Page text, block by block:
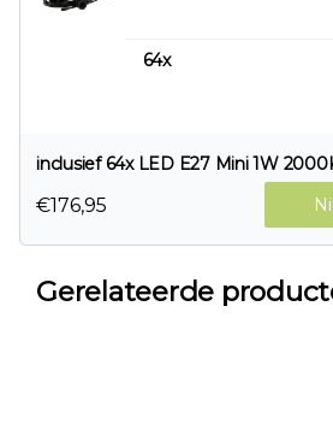
64x
inclusief 64x LED E27 Mini 1W
€176,95
Gerelateerde